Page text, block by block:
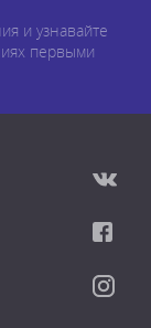
и узнавайте
первыми